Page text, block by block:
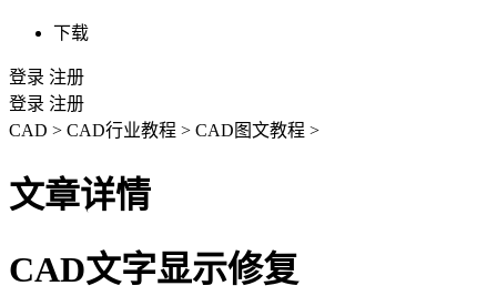
下载
登录 注册
登录 注册
CAD > CAD行业教程 > CAD图文教程 >
文章详情
CAD文字显示修复